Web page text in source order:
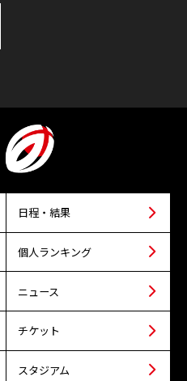
日程・結果
個人ランキング
ニュース
チケット
スタジアム